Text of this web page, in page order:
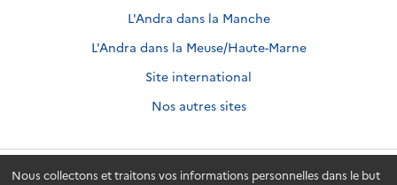
Nous collectons et traitons vos informations personnelles dans le but
L'Andra dans la Manche
L'Andra dans la Meuse/Haute-Marne
Site international
Nos autres sites
Andra.fr © 2026 - Andra. Tous droits réservés.